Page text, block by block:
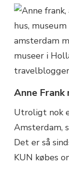
Anne Frank
Utroligt nok
Amsterdam,
Det er så
KUN købes